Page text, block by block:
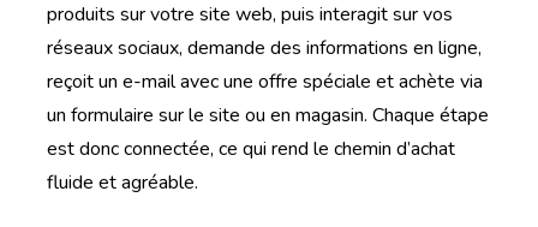
produits sur votre site web, puis interagit sur vos
réseaux sociaux, demande des informations en ligne,
reçoit un e-mail avec une offre spéciale et achète via
un formulaire sur le site ou en magasin. Chaque étape
est donc connectée, ce qui rend le chemin d’achat
fluide et agréable.